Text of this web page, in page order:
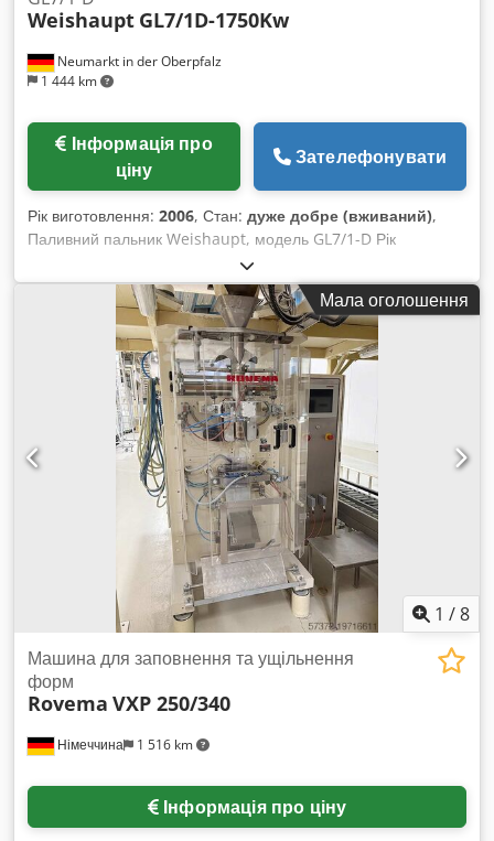
Neumarkt in der Oberpfalz
1 444 km
Weishaupt GL7/1D-1750Kw
ціну
Зателефонувати
Рік виготовлення: 2006, Стан: дуже добре (вживаний),
Паливний пальник Weishaupt, модель GL7/1-D Рік
виготовлення: 2006 Ми розмовляємо російською! Огляд
можливий лише за попередньою домовленістю по
телефону! Пріоритет при продажу – дилери, підприємці або
експорт. Dcodpfx Asi Atc Hefwok Уся інформація надається
без гарантій, можливі помилки та продаж іншим покупцям.
Продавець не несе відповідальності за помилки в тексті та
передачі даних. Ми з радістю придбаємо ваш вживаний
котел або пальник! Звісно, ми також оформимо всі
необхідні документи. Можливе завантаження.
Мала оголошення
1 /8
Німеччина 1 516 km
Машина для заповнення та ущільнення
форм
Rovema VXP 250/340
Інформація про ціну